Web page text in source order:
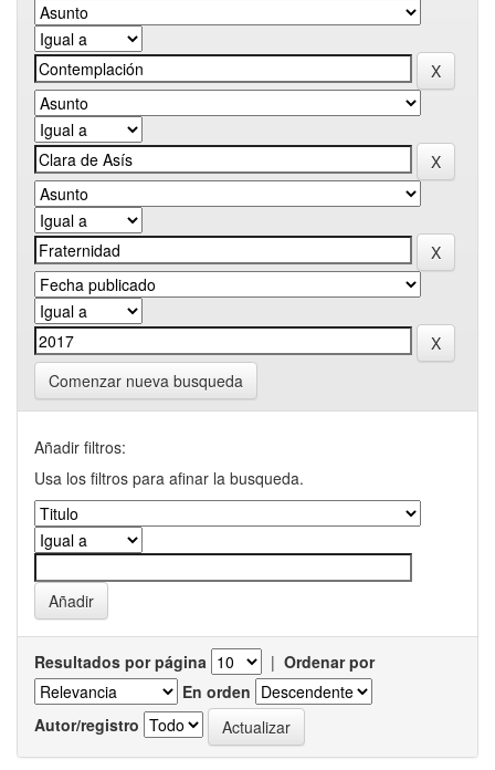
Comenzar nueva busqueda
Añadir filtros:
Usa los filtros para afinar la busqueda.
Resultados por página | Ordenar por
En orden
Autor/registro